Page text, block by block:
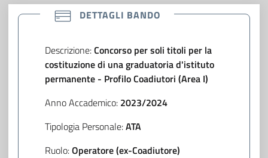
CONFERMATO
DETTAGLI BANDO
Descrizione:Concorso per soli titoli per la
costituzione di una graduatoria d'istituto
permanente - Profilo Coadiutori (Area I)
Anno Accademico: 2023/2024
Tipologia Personale:ATA
Ruolo:Operatore (ex-Coadiutore)